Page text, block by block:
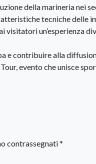
della marineria nei
tecniche delle
un’esperienza
e contribuire alla
evento che unisce
contrassegnati*